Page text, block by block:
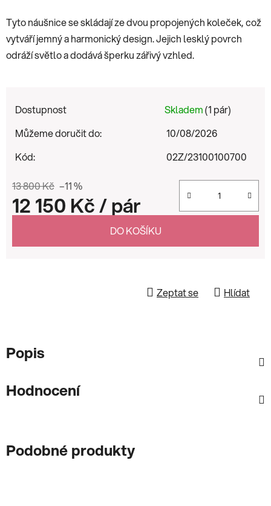
Tyto náušnice se skládají ze dvou propojených koleček, což
vytváří jemný a harmonický design. Jejich lesklý povrch
odráží světlo a dodává šperku zářivý vzhled.
Dostupnost Skladem(1 pár)
Můžeme doručit do:
10/08/2026
Kód:
02Z/23100100700
13 800 Kč –11 %
12 150 Kč/ pár
DO KOŠÍKU
Zeptat se Hlídat
Popis
Hodnocení
Podobné produkty